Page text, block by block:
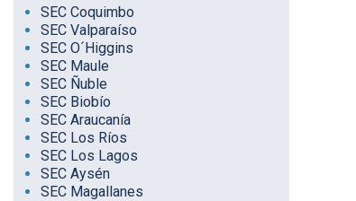
SEC Coquimbo
SEC Valparaíso
SEC O´Higgins
SEC Maule
SEC Ñuble
SEC Biobío
SEC Araucanía
SEC Los Ríos
SEC Los Lagos
SEC Aysén
SEC Magallanes